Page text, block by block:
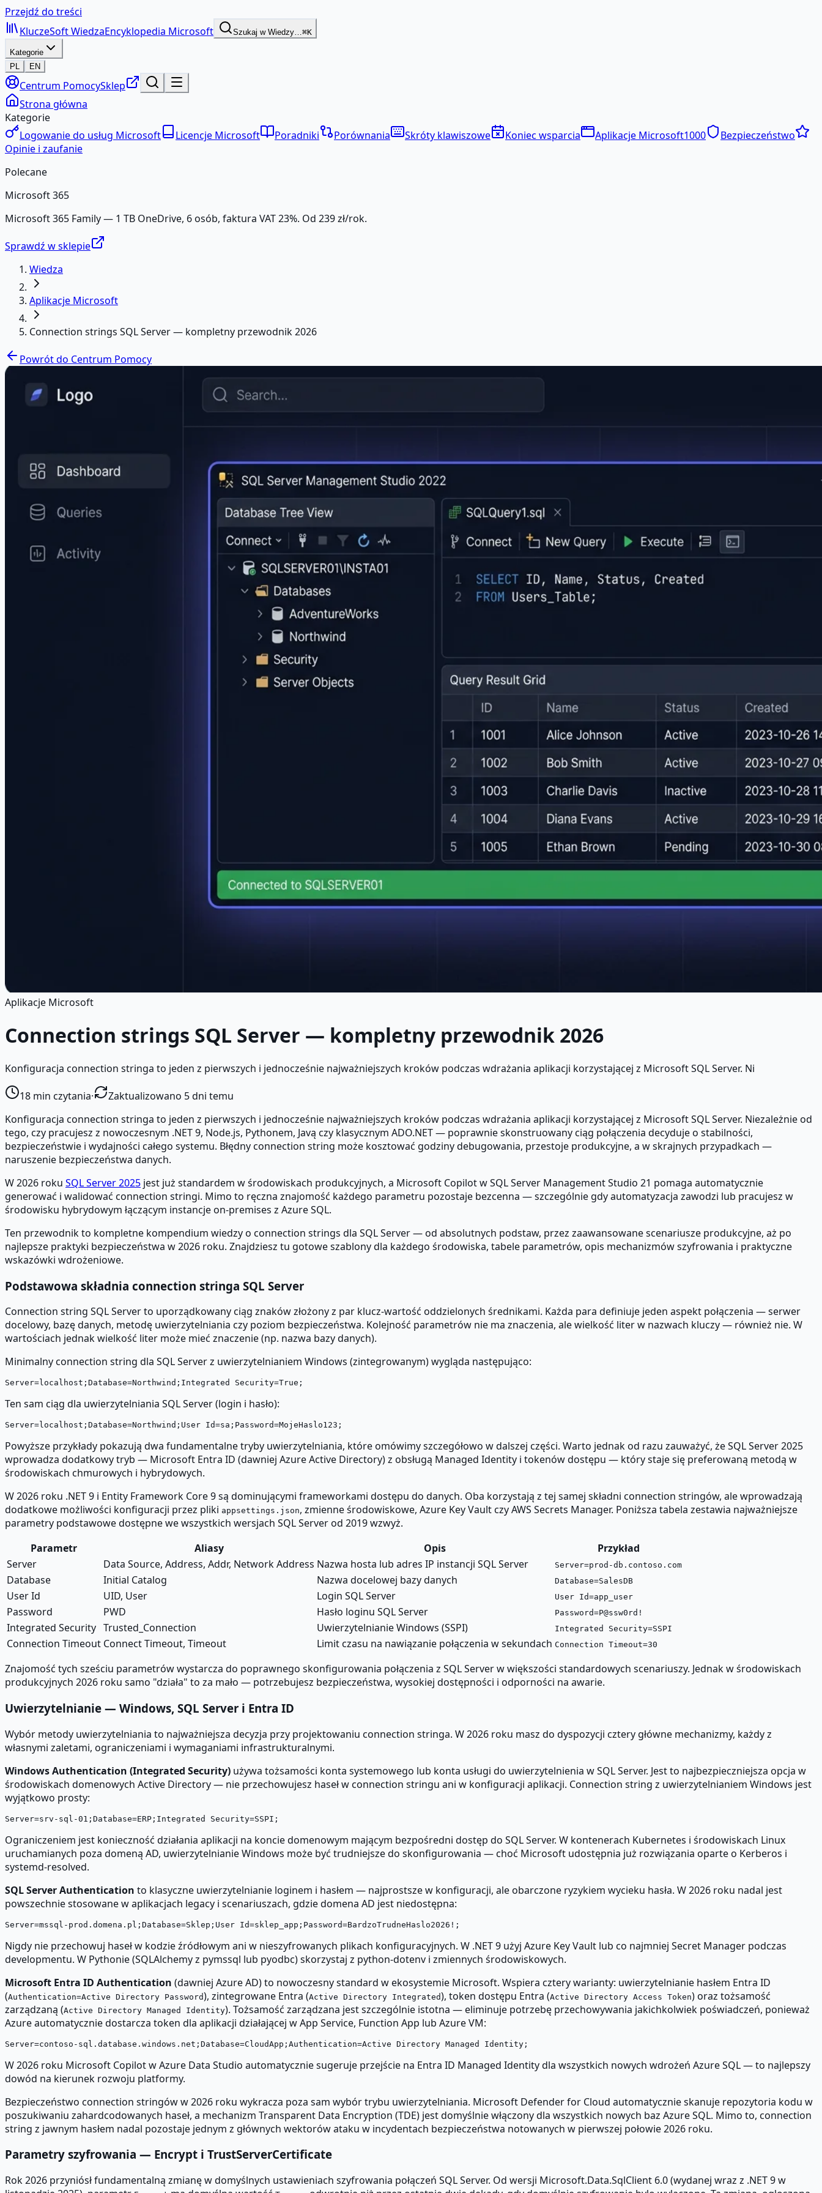
Przejdź do treści
KluczeSoftWiedzaEncyklopedia Microsoft Szukaj w Wiedzy…⌘K
Kategorie
PL
EN
Centrum PomocySklep
Strona główna
Kategorie
Logowanie do usług Microsoft
Licencje Microsoft Poradniki Porównania Skróty klawiszowe Koniec wsparcia Aplikacje Microsoft1000
Bezpieczeństwo
Opinie i zaufanie
Polecane
Microsoft 365
Microsoft 365 Family — 1 TB OneDrive, 6 osób, faktura VAT 23%. Od 239 zł/rok.
Sprawdź w sklepie
Wiedza
Aplikacje Microsoft
Connection strings SQL Server — kompletny przewodnik 2026
Powrót do Centrum Pomocy
Aplikacje Microsoft
Connection strings SQL Server — kompletny przewodnik 2026
Konfiguracja connection stringa to jeden z pierwszych i jednocześnie najważniejszych kroków podczas wdrażania aplikacji korzystającej z Microsoft SQL Server. Ni
18 min czytania·
Zaktualizowano 5 dni temu
Konfiguracja connection stringa to jeden z pierwszych i jednocześnie najważniejszych kroków podczas wdrażania aplikacji korzystającej z Microsoft SQL Server. Niezależnie od
tego, czy pracujesz z nowoczesnym .NET 9, Node.js, Pythonem, Javą czy klasycznym ADO.NET — poprawnie skonstruowany ciąg połączenia decyduje o stabilności,
bezpieczeństwie i wydajności całego systemu. Błędny connection string może kosztować godziny debugowania, przestoje produkcyjne, a w skrajnych przypadkach —
naruszenie bezpieczeństwa danych.
W 2026 roku SQL Server 2025 jest już standardem w środowiskach produkcyjnych, a Microsoft Copilot w SQL Server Management Studio 21 pomaga automatycznie
generować i walidować connection stringi. Mimo to ręczna znajomość każdego parametru pozostaje bezcenna — szczególnie gdy automatyzacja zawodzi lub pracujesz w
środowisku hybrydowym łączącym instancje on-premises z Azure SQL.
Ten przewodnik to kompletne kompendium wiedzy o connection strings dla SQL Server — od absolutnych podstaw, przez zaawansowane scenariusze produkcyjne, aż po
najlepsze praktyki bezpieczeństwa w 2026 roku. Znajdziesz tu gotowe szablony dla każdego środowiska, tabele parametrów, opis mechanizmów szyfrowania i praktyczne
wskazówki wdrożeniowe.
Podstawowa składnia connection stringa SQL Server
Connection string SQL Server to uporządkowany ciąg znaków złożony z par klucz-wartość oddzielonych średnikami. Każda para definiuje jeden aspekt połączenia — serwer
docelowy, bazę danych, metodę uwierzytelniania czy poziom bezpieczeństwa. Kolejność parametrów nie ma znaczenia, ale wielkość liter w nazwach kluczy — również nie. W
wartościach jednak wielkość liter może mieć znaczenie (np. nazwa bazy danych).
Minimalny connection string dla SQL Server z uwierzytelnianiem Windows (zintegrowanym) wygląda następująco:
Ten sam ciąg dla uwierzytelniania SQL Server (login i hasło):
Powyższe przykłady pokazują dwa fundamentalne tryby uwierzytelniania, które omówimy szczegółowo w dalszej części. Warto jednak od razu zauważyć, że SQL Server 2025
wprowadza dodatkowy tryb — Microsoft Entra ID (dawniej Azure Active Directory) z obsługą Managed Identity i tokenów dostępu — który staje się preferowaną metodą w
środowiskach chmurowych i hybrydowych.
W 2026 roku .NET 9 i Entity Framework Core 9 są dominującymi frameworkami dostępu do danych. Oba korzystają z tej samej składni connection stringów, ale wprowadzają
dodatkowe możliwości konfiguracji przez pliki appsettings.json, zmienne środowiskowe, Azure Key Vault czy AWS Secrets Manager. Poniższa tabela zestawia najważniejsze
parametry podstawowe dostępne we wszystkich wersjach SQL Server od 2019 wzwyż.
Parametr
Aliasy Opis
Przykład
Server
Data Source, Address, Addr, Network Address Nazwa hosta lub adres IP instancji SQL Server Server=prod-db.contoso.com
Database Initial Catalog Nazwa docelowej bazy danych Database=SalesDB
User Id UID, User Login SQL Server User Id=app_user
Password PWD Hasło loginu SQL Server Password=P@ssw0rd!
Integrated Security Trusted_Connection Uwierzytelnianie Windows (SSPI) Integrated Security=SSPI
Connection Timeout Connect Timeout, Timeout Limit czasu na nawiązanie połączenia w sekundach Connection Timeout=30
Znajomość tych sześciu parametrów wystarcza do poprawnego skonfigurowania połączenia z SQL Server w większości standardowych scenariuszy. Jednak w środowiskach
produkcyjnych 2026 roku samo "działa" to za mało — potrzebujesz bezpieczeństwa, wysokiej dostępności i odporności na awarie.
Uwierzytelnianie — Windows, SQL Server i Entra ID
Wybór metody uwierzytelniania to najważniejsza decyzja przy projektowaniu connection stringa. W 2026 roku masz do dyspozycji cztery główne mechanizmy, każdy z
własnymi zaletami, ograniczeniami i wymaganiami infrastrukturalnymi.
Windows Authentication (Integrated Security) używa tożsamości konta systemowego lub konta usługi do uwierzytelnienia w SQL Server. Jest to najbezpieczniejsza opcja w
środowiskach domenowych Active Directory — nie przechowujesz haseł w connection stringu ani w konfiguracji aplikacji. Connection string z uwierzytelnianiem Windows jest
wyjątkowo prosty:
Ograniczeniem jest konieczność działania aplikacji na koncie domenowym mającym bezpośredni dostęp do SQL Server. W kontenerach Kubernetes i środowiskach Linux
uruchamianych poza domeną AD, uwierzytelnianie Windows może być trudniejsze do skonfigurowania — choć Microsoft udostępnia już rozwiązania oparte o Kerberos i
systemd-resolved.
SQL Server Authentication to klasyczne uwierzytelnianie loginem i hasłem — najprostsze w konfiguracji, ale obarczone ryzykiem wycieku hasła. W 2026 roku nadal jest
powszechnie stosowane w aplikacjach legacy i scenariuszach, gdzie domena AD jest niedostępna:
Nigdy nie przechowuj haseł w kodzie źródłowym ani w nieszyfrowanych plikach konfiguracyjnych. W .NET 9 użyj Azure Key Vault lub co najmniej Secret Manager podczas
developmentu. W Pythonie (SQLAlchemy z pymssql lub pyodbc) skorzystaj z python-dotenv i zmiennych środowiskowych.
Microsoft Entra ID Authentication (dawniej Azure AD) to nowoczesny standard w ekosystemie Microsoft. Wspiera cztery warianty: uwierzytelnianie hasłem Entra ID
(Authentication=Active Directory Password), zintegrowane Entra (Active Directory Integrated), token dostępu Entra (Active Directory Access Token) oraz tożsamość
zarządzaną (Active Directory Managed Identity). Tożsamość zarządzana jest szczególnie istotna — eliminuje potrzebę przechowywania jakichkolwiek poświadczeń, ponieważ
Azure automatycznie dostarcza token dla aplikacji działającej w App Service, Function App lub Azure VM:
W 2026 roku Microsoft Copilot w Azure Data Studio automatycznie sugeruje przejście na Entra ID Managed Identity dla wszystkich nowych wdrożeń Azure SQL — to najlepszy
dowód na kierunek rozwoju platformy.
Bezpieczeństwo connection stringów w 2026 roku wykracza poza sam wybór trybu uwierzytelniania. Microsoft Defender for Cloud automatycznie skanuje repozytoria kodu w
poszukiwaniu zahardcodowanych haseł, a mechanizm Transparent Data Encryption (TDE) jest domyślnie włączony dla wszystkich nowych baz Azure SQL. Mimo to, connection
string z jawnym hasłem nadal pozostaje jednym z głównych wektorów ataku w incydentach bezpieczeństwa notowanych w pierwszej połowie 2026 roku.
Parametry szyfrowania — Encrypt i TrustServerCertificate
Rok 2026 przyniósł fundamentalną zmianę w domyślnych ustawieniach szyfrowania połączeń SQL Server. Od wersji Microsoft.Data.SqlClient 6.0 (wydanej wraz z .NET 9 w